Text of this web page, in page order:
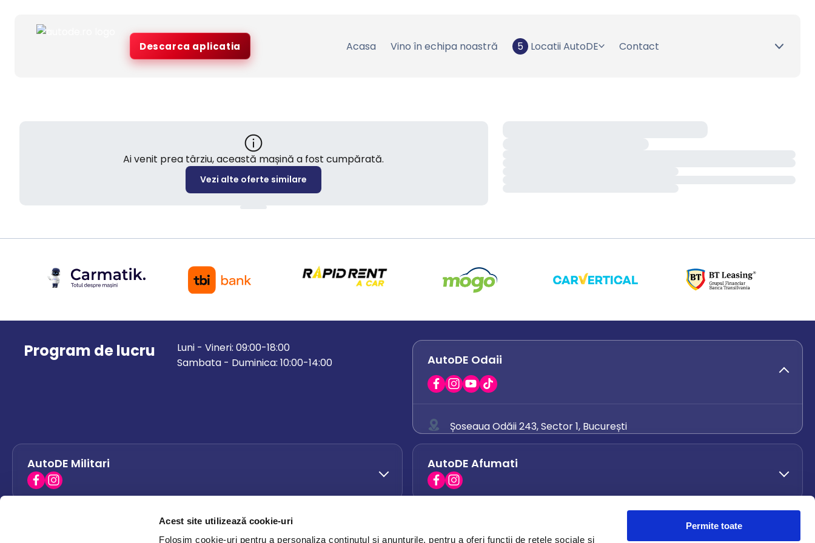
Acest site utilizează cookie-uri
Folosim cookie-uri pentru a personaliza conținutul și anunțurile, pentru a oferi funcții de rețele sociale și
Permite toate
Descarca aplicatia Acasa Vino în echipa noastră 5 Locatii AutoDE Contact
Ai venit prea târziu, această mașină a fost cumpărată.
Vezi alte oferte similare
Program de lucru
Luni - Vineri: 09:00-18:00
Sambata - Duminica: 10:00-14:00
AutoDE Odaii
Șoseaua Odăii 243, Sector 1, București
0742 444 194
office.odaii@autode.ro
AutoDE Militari AutoDE Afumati